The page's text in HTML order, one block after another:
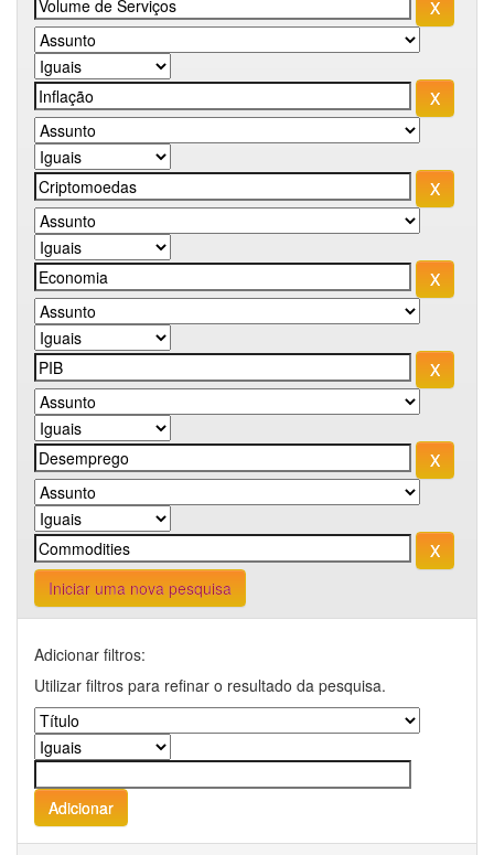
Iniciar uma nova pesquisa
Adicionar filtros:
Utilizar filtros para refinar o resultado da pesquisa.